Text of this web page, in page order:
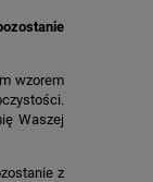
wzorem
Waszej
z